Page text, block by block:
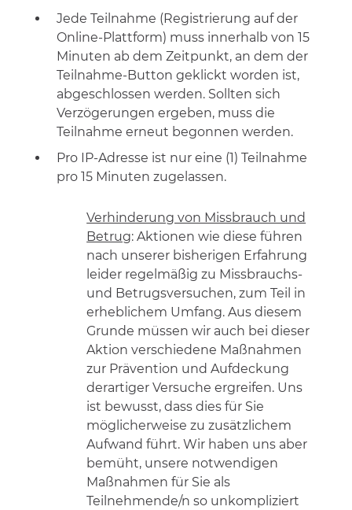
Jede Teilnahme (Registrierung auf der
Online-Plattform) muss innerhalb von 15
Minuten ab dem Zeitpunkt, an dem der
Teilnahme-Button geklickt worden ist,
abgeschlossen werden. Sollten sich
Verzögerungen ergeben, muss die
Teilnahme erneut begonnen werden.
Pro IP-Adresse ist nur eine (1) Teilnahme
pro 15 Minuten zugelassen.
Verhinderung von Missbrauch und
Betrug: Aktionen wie diese führen
nach unserer bisherigen Erfahrung
leider regelmäßig zu Missbrauchs-
und Betrugsversuchen, zum Teil in
erheblichem Umfang. Aus diesem
Grunde müssen wir auch bei dieser
Aktion verschiedene Maßnahmen
zur Prävention und Aufdeckung
derartiger Versuche ergreifen. Uns
ist bewusst, dass dies für Sie
möglicherweise zu zusätzlichem
Aufwand führt. Wir haben uns aber
bemüht, unsere notwendigen
Maßnahmen für Sie als
Teilnehmende/n so unkompliziert